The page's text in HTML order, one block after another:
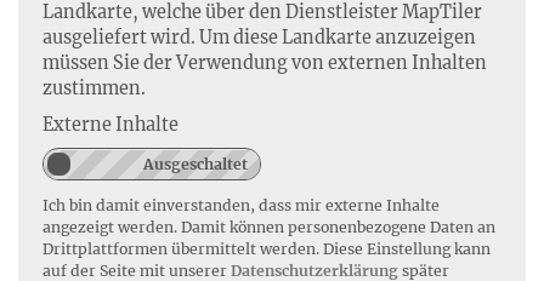
Landkarte, welche über den Dienstleister MapTiler
ausgeliefert wird. Um diese Landkarte anzuzeigen
müssen Sie der Verwendung von externen Inhalten
zustimmen.
Externe Inhalte
Ich bin damit einverstanden, dass mir externe Inhalte
angezeigt werden. Damit können personenbezogene Daten an
Drittplattformen übermittelt werden. Diese Einstellung kann
auf der Seite mit unserer Datenschutzerklärung später